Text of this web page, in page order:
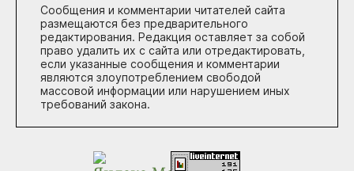
Сообщения и комментарии читателей сайта
размещаются без предварительного
редактирования. Редакция оставляет за собой
право удалить их с сайта или отредактировать,
если указанные сообщения и комментарии
являются злоупотреблением свободой
массовой информации или нарушением иных
требований закона.